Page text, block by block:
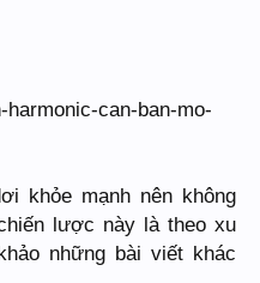
khỏe mạnh nên không
lược này là theo xu
những bài viết khác